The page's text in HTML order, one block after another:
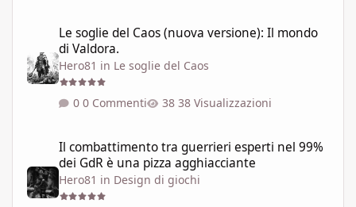
Le soglie del Caos (nuova versione): Il mondo
di Valdora.
Hero81 in Le soglie del Caos
0 Commenti 38 Visualizzazioni
Il combattimento tra guerrieri esperti nel 99%
dei GdR è una pizza agghiacciante
Hero81 in Design di giochi